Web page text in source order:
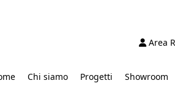
Area
Chi siamo Progetti Showroom